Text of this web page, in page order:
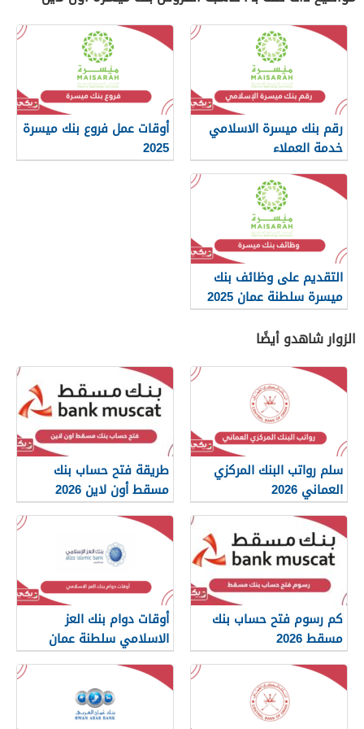
رقم بنك ميسرة الاسلامي
خدمة العملاء
أوقات عمل فروع بنك ميسرة
2025
التقديم على وظائف بنك
ميسرة سلطنة عمان 2025
الزوار شاهدو أيضًا
سلم رواتب البنك المركزي
العماني 2026
طريقة فتح حساب بنك
مسقط أون لاين 2026
كم رسوم فتح حساب بنك
مسقط 2026
أوقات دوام بنك العز
الاسلامي سلطنة عمان
2026